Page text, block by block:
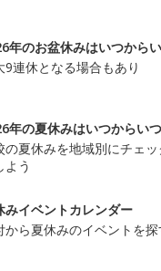
年のお盆休みはいつから
9連休となる場合もあり
年の夏休みはいつからい
の夏休みを地域別にチェ
よう
みイベントカレンダー
から夏休みのイベントを探